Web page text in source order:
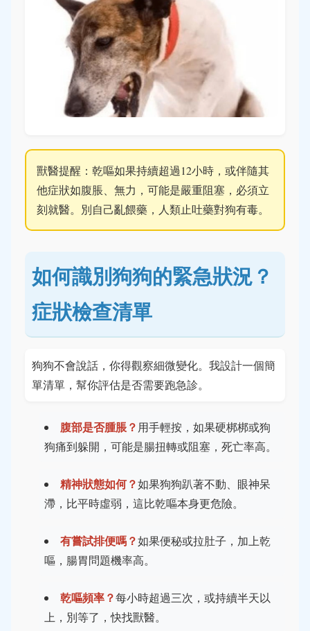
獸醫提醒：乾嘔如果持續超過12小時，或伴隨其
他症狀如腹脹、無力，可能是嚴重阻塞，必須立
刻就醫。別自己亂餵藥，人類止吐藥對狗有毒。
如何識別狗狗的緊急狀況？
症狀檢查清單
狗狗不會說話，你得觀察細微變化。我設計一個簡
單清單，幫你評估是否需要跑急診。
腹部是否腫脹？用手輕按，如果硬梆梆或狗
狗痛到躲開，可能是腸扭轉或阻塞，死亡率高。
精神狀態如何？如果狗狗趴著不動、眼神呆
滯，比平時虛弱，這比乾嘔本身更危險。
有嘗試排便嗎？如果便秘或拉肚子，加上乾
嘔，腸胃問題機率高。
乾嘔頻率？每小時超過三次，或持續半天以
上，別等了，快找獸醫。